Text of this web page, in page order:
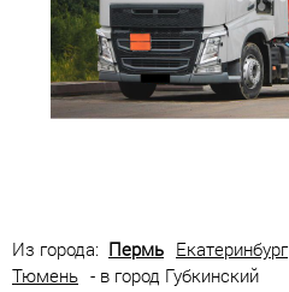
Из города: Пермь Екатеринбург
Тюмень - в город Губкинский